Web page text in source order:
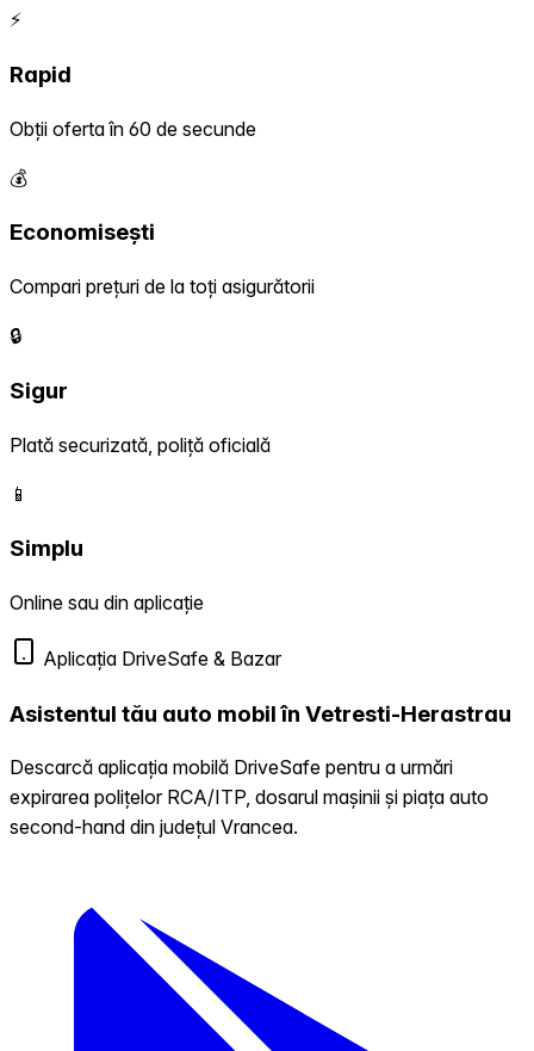
⚡
Rapid
Obții oferta în 60 de secunde
💰
Economisești
Compari prețuri de la toți asigurătorii
🔒
Sigur
Plată securizată, poliță oficială
📱
Simplu
Online sau din aplicație
Aplicația DriveSafe & Bazar
Asistentul tău auto mobil în Vetresti-Herastrau
Descarcă aplicația mobilă DriveSafe pentru a urmări
expirarea polițelor RCA/ITP, dosarul mașinii și piața auto
second-hand din județul Vrancea.